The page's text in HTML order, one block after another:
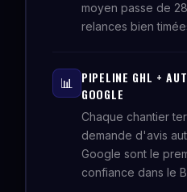
moyen passe de
relances bien
📊 PIPELINE GHL +
GOOGLE
Chaque chantier
demande d'avis
Google sont le
confiance dans le